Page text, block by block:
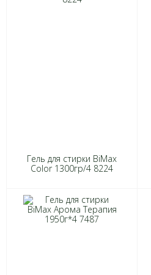
Гель для стирки BiMax
Color 1300гр/4 8224